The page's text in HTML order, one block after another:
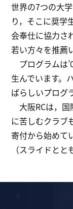
世界の7つの大
り，そこに奨学
会奉仕に協力さ
若い方々を推薦
プログラムは
生んでいます。
ばらしいプログ
大阪RCは，国
に苦しむクラブ
寄付から始めて
（スライドとと